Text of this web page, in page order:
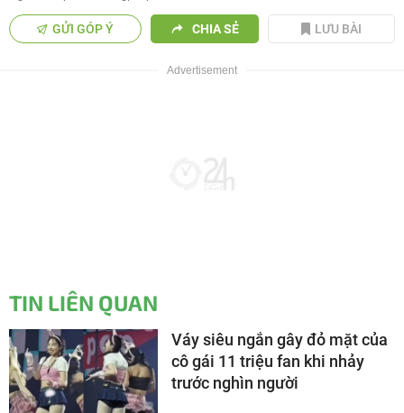
GỬI GÓP Ý CHIA SẺ LƯU BÀI
TIN LIÊN QUAN
Váy siêu ngắn gây đỏ mặt của
cô gái 11 triệu fan khi nhảy
trước nghìn người